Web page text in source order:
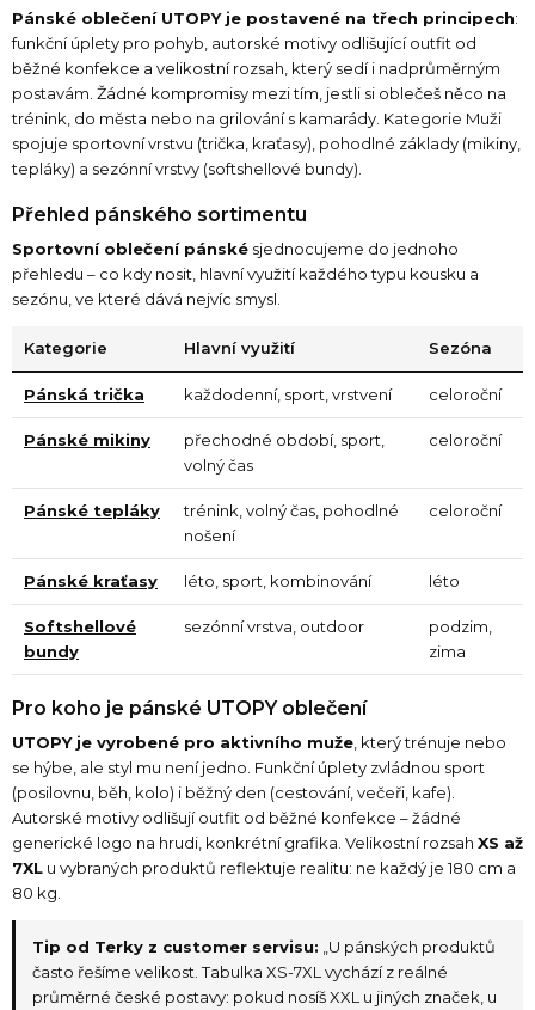
c
í
p
r
v
k
y
ý
i
s
u
v
á
n
Pánské oblečení UTOPY je postavené na třech principech:
funkční úplety pro pohyb, autorské motivy odlišující outfit od
běžné konfekce a velikostní rozsah, který sedí i nadprůměrným
postavám. Žádné kompromisy mezi tím, jestli si oblečeš něco na
trénink, do města nebo na grilování s kamarády. Kategorie Muži
spojuje sportovní vrstvu (trička, kraťasy), pohodlné základy (mikiny,
tepláky) a sezónní vrstvy (softshellové bundy).
Přehled pánského sortimentu
Sportovní oblečení pánské sjednocujeme do jednoho
přehledu – co kdy nosit, hlavní využití každého typu kousku a
sezónu, ve které dává nejvíc smysl.
Kategorie Hlavní využití Sezóna
Pánská trička každodenní, sport, vrstvení celoroční
Pánské mikiny
přechodné období, sport,
volný čas
celoroční
Pánské tepláky
trénink, volný čas, pohodlné
nošení
celoroční
Pánské kraťasy léto, sport, kombinování léto
Softshellové
bundy
sezónní vrstva, outdoor
podzim,
zima
Pro koho je pánské UTOPY oblečení
UTOPY je vyrobené pro aktivního muže, který trénuje nebo
se hýbe, ale styl mu není jedno. Funkční úplety zvládnou sport
(posilovnu, běh, kolo) i běžný den (cestování, večeři, kafe).
Autorské motivy odlišují outfit od běžné konfekce – žádné
generické logo na hrudi, konkrétní grafika. Velikostní rozsah XS až
7XL u vybraných produktů reflektuje realitu: ne každý je 180 cm a
80 kg.
Tip od Terky z customer servisu: „U pánských produktů
často řešíme velikost. Tabulka XS-7XL vychází z reálné
průměrné české postavy: pokud nosíš XXL u jiných značek, u